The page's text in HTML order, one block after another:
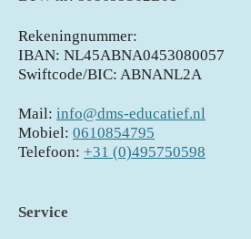
Rekeningnummer:
IBAN: NL45ABNA0453080057
Swiftcode/BIC: ABNANL2A
Mail: info@dms-educatief.nl
Mobiel: 0610854795
Telefoon: +31 (0)495750598
Service